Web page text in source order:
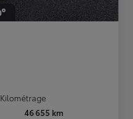
Kilométrage
46 655 km